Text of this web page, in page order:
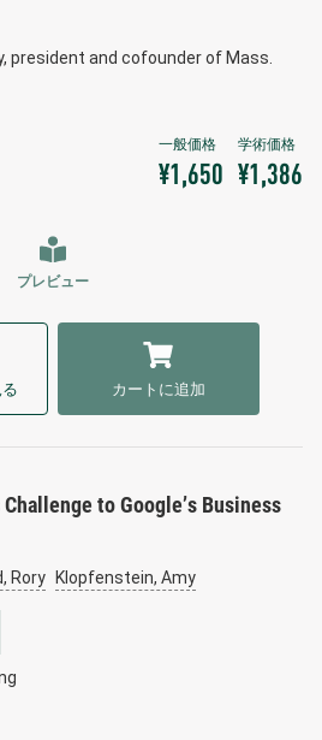
president and cofounder of Mass.
¥1,650 ¥1,386
プレビュー
カートに追加
to Google’s Business
Rory Klopfenstein, Amy